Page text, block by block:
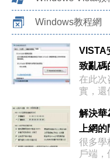
Windows教程網
VISTA
致亂碼
在此次
實，還
解決華
上網
很多學
戶端